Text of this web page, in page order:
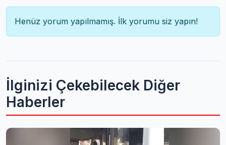
Henüz yorum yapılmamış. İlk yorumu siz yapın!
İlginizi Çekebilecek Diğer
Haberler